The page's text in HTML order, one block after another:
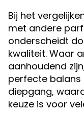
Bij het
met andere
onderscheidt
kwaliteit. Waar
aanhoudend
perfecte balans
diepgang,
keuze is voor